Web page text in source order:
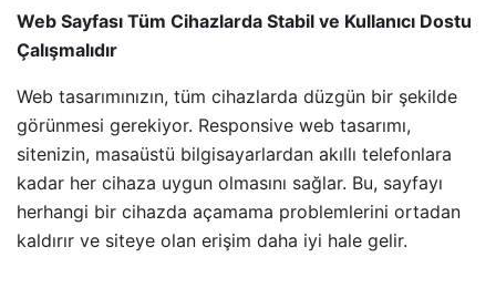
Web Sayfası Tüm Cihazlarda Stabil ve Kullanıcı Dostu
Çalışmalıdır
Web tasarımınızın, tüm cihazlarda düzgün bir şekilde
görünmesi gerekiyor. Responsive web tasarımı,
sitenizin, masaüstü bilgisayarlardan akıllı telefonlara
kadar her cihaza uygun olmasını sağlar. Bu, sayfayı
herhangi bir cihazda açamama problemlerini ortadan
kaldırır ve siteye olan erişim daha iyi hale gelir.